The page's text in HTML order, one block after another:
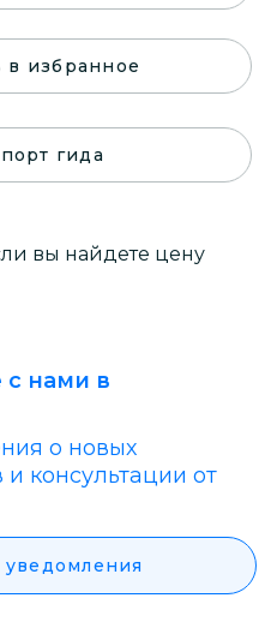
в избранное
гида
вы найдете цену
с нами в
о новых
консультации от
уведомления